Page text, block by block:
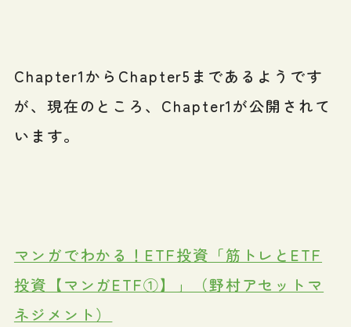
Chapter1からChapter5まであるようです
が、現在のところ、Chapter1が公開されて
います。
マンガでわかる！ETF投資「筋トレとETF
投資【マンガETF①】」（野村アセットマ
ネジメント）